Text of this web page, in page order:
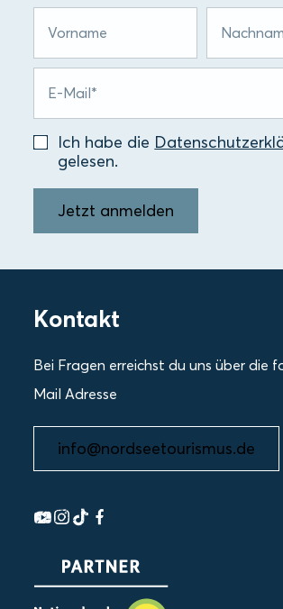
Ich habe die
gelesen.
Jetzt anmelden
Kontakt
Bei Fragen erreichst du uns über die
Mail Adresse
info@nordseetourismus.de